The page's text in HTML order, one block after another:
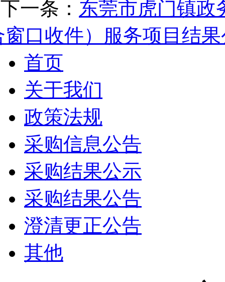
下一条： 东莞市虎门镇政
窗口收件）服务项目结
首页
关于我们
政策法规
采购信息公告
采购结果公示
采购结果公告
澄清更正公告
其他